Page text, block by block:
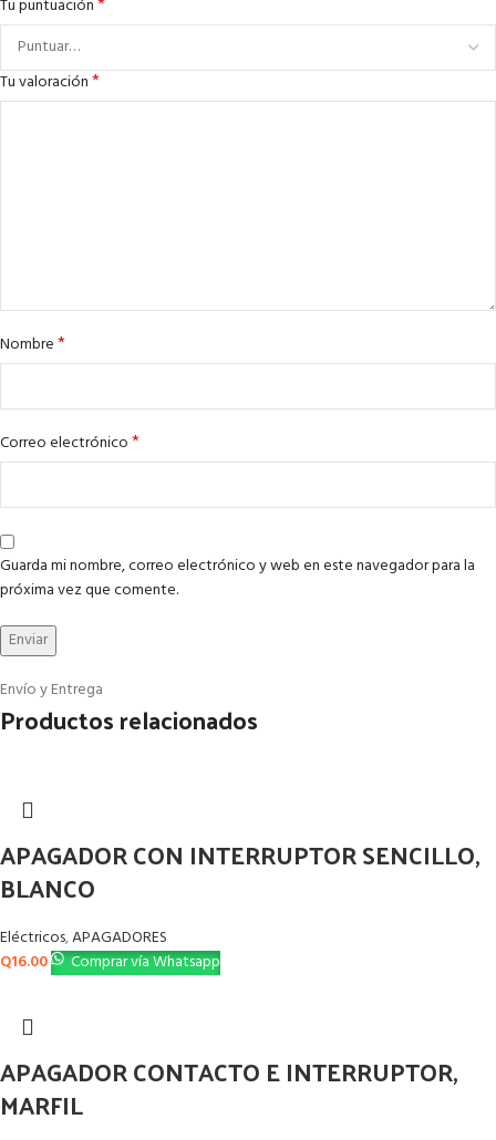
Tu puntuación
Tu valoración*
Nombre*
Correo electrónico*
Guarda mi nombre, correo electrónico y web en este navegador para la
próxima vez que comente.
Envío y Entrega
Productos relacionados
APAGADOR CON INTERRUPTOR SENCILLO,
BLANCO
Eléctricos,APAGADORES
Q16.00 Comprar vía Whatsapp
APAGADOR CONTACTO E INTERRUPTOR,
MARFIL